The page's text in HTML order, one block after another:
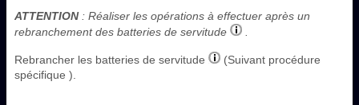
ATTENTION: Réaliser les opérations à effectuer après un
rebranchement des batteries de servitude
Rebrancher les batteries de servitude
(Suivant procédure
spécifique ).